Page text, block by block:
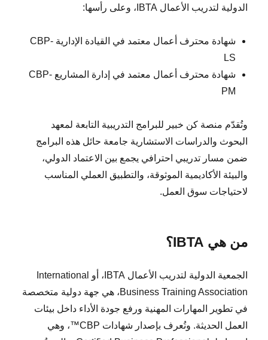
الدولية لتدريب الأعمال IBTA، وعلى رأسها:
شهادة محترف أعمال معتمد في القيادة الإدارية CBP-
LS
شهادة محترف أعمال معتمد في إدارة المشاريع CBP-
PM
وتُقدّم منصة كن خبير للبرامج التدريبية التابعة لمعهد
البحوث والدراسات الاستشارية جامعة حائل هذه البرامج
ضمن مسار تدريبي احترافي يجمع بين الاعتماد الدولي،
والبيئة الأكاديمية الموثوقة، والتطبيق العملي المناسب
لاحتياجات سوق العمل.
من هي IBTA؟
الجمعية الدولية لتدريب الأعمال IBTA، أو International
Business Training Association، هي جهة دولية متخصصة
في تطوير المهارات المهنية ورفع جودة الأداء داخل بيئات
العمل الحديثة. وتُعرف بإصدار شهادات CBP™، وهي